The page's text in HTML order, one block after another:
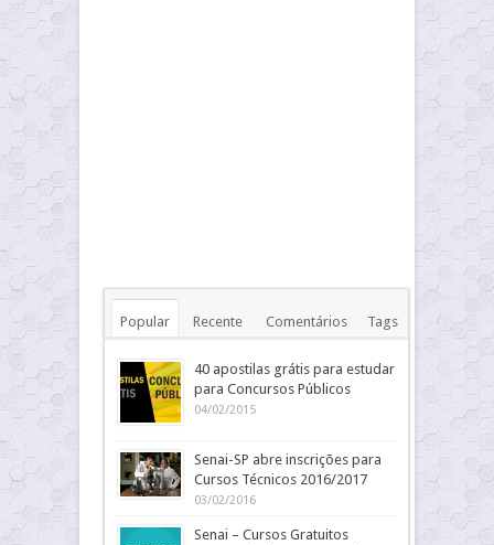
Popular Recente Comentários Tags
40 apostilas grátis para estudar
para Concursos Públicos
04/02/2015
Senai-SP abre inscrições para
Cursos Técnicos 2016/2017
03/02/2016
Senai – Cursos Gratuitos